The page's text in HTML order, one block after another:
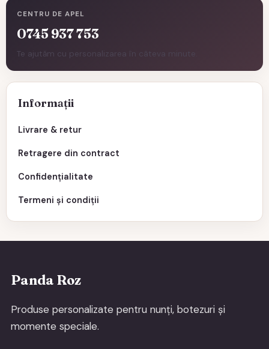
CENTRU DE APEL
0745 937 753
Te ajutăm cu personalizarea în câteva minute.
Informații
Livrare & retur
Retragere din contract
Confidențialitate
Termeni și condiții
Panda Roz
Produse personalizate pentru nunți, botezuri și
momente speciale.